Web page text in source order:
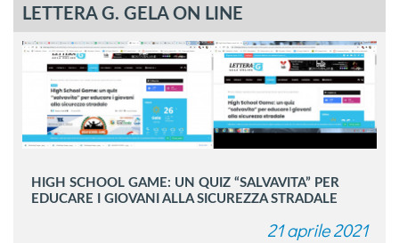
LETTERA G. GELA ON LINE
HIGH SCHOOL GAME: UN QUIZ “SALVAVITA” PER
EDUCARE I GIOVANI ALLA SICUREZZA STRADALE
21 aprile 2021